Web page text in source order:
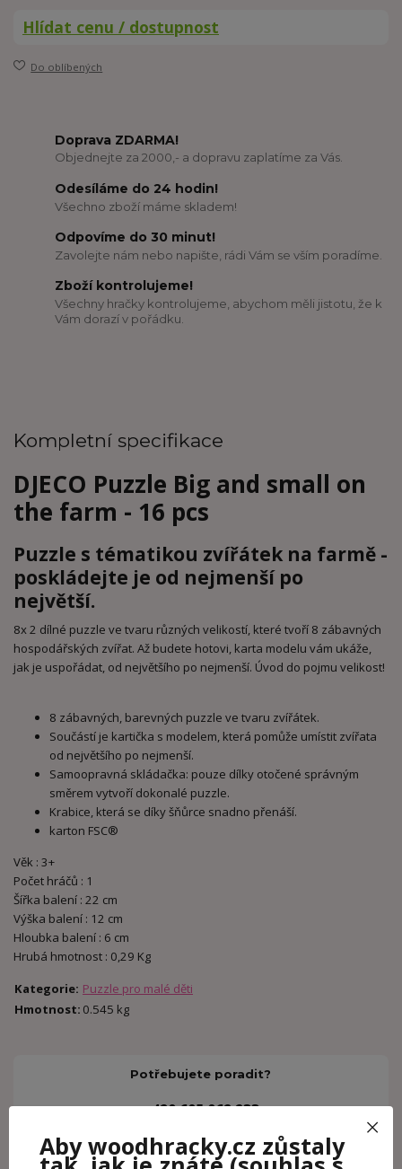
Hlídat cenu / dostupnost
Do oblíbených
Doprava ZDARMA!
Objednejte za 2000,- a dopravu zaplatíme za Vás.
Odesíláme do 24 hodin!
Všechno zboží máme skladem!
Odpovíme do 30 minut!
Zavolejte nám nebo napište, rádi Vám se vším poradíme.
Zboží kontrolujeme!
Všechny hračky kontrolujeme, abychom měli jistotu, že k
Vám dorazí v pořádku.
Kompletní specifikace
DJECO Puzzle Big and small on
the farm - 16 pcs
Puzzle s tématikou zvířátek na farmě -
poskládejte je od nejmenší po
největší.
8x 2 dílné puzzle ve tvaru různých velikostí, které tvoří 8 zábavných
hospodářských zvířat. Až budete hotovi, karta modelu vám ukáže,
jak je uspořádat, od největšího po nejmenší. Úvod do pojmu velikost!
8 zábavných, barevných puzzle ve tvaru zvířátek.
Součástí je kartička s modelem, která pomůže umístit zvířata
od největšího po nejmenší.
Samoopravná skládačka: pouze dílky otočené správným
směrem vytvoří dokonalé puzzle.
Krabice, která se díky šňůrce snadno přenáší.
karton FSC®
Věk : 3+
Počet hráčů : 1
Šířka balení : 22 cm
Výška balení : 12 cm
Hloubka balení : 6 cm
Hrubá hmotnost : 0,29 Kg
Kategorie: Puzzle pro malé děti
Hmotnost: 0.545 kg
Potřebujete poradit?
+420 605 062 233
Aby woodhracky.cz zůstaly